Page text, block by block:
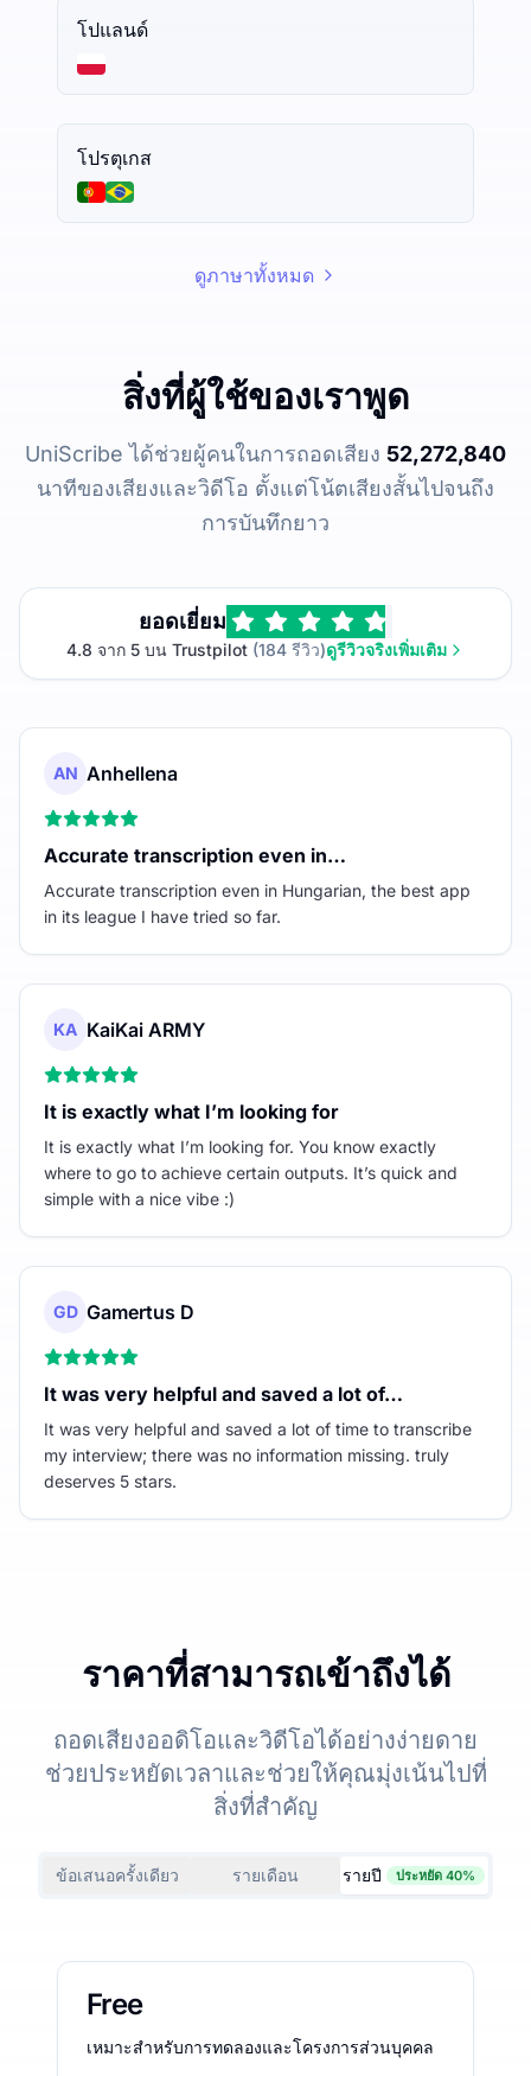
โปแลนด์
โปรตุเกส
ดูภาษาทั้งหมด
สิ่งที่ผู้ใช้ของเราพูด
UniScribe ได้ช่วยผู้คนในการถอดเสียง 52,272,840
นาทีของเสียงและวิดีโอ ตั้งแต่โน้ตเสียงสั้นไปจนถึง
การบันทึกยาว
ยอดเยี่ยม
4.8 จาก 5 บน Trustpilot(184 รีวิว)ดูรีวิวจริงเพิ่มเติม
AN Anhellena
Accurate transcription even in…
Accurate transcription even in Hungarian, the best app
in its league I have tried so far.
KA KaiKai ARMY
It is exactly what I’m looking for
It is exactly what I’m looking for. You know exactly
where to go to achieve certain outputs. It’s quick and
simple with a nice vibe :)
GD Gamertus D
It was very helpful and saved a lot of…
It was very helpful and saved a lot of time to transcribe
my interview; there was no information missing. truly
deserves 5 stars.
ราคาที่สามารถเข้าถึงได้
ถอดเสียงออดิโอและวิดีโอได้อย่างง่ายดาย
ช่วยประหยัดเวลาและช่วยให้คุณมุ่งเน้นไปที่
สิ่งที่สำคัญ
ข้อเสนอครั้งเดียว รายเดือน รายปี ประหยัด 40%
Free
เหมาะสำหรับการทดลองและโครงการส่วนบุคคล